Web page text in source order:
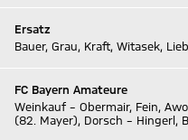
Ersatz
Bauer, Grau, Kraft, Witasek,
FC Bayern Amateure
Weinkauf – Obermair, Fein,
(82. Mayer), Dorsch – Hingerl,